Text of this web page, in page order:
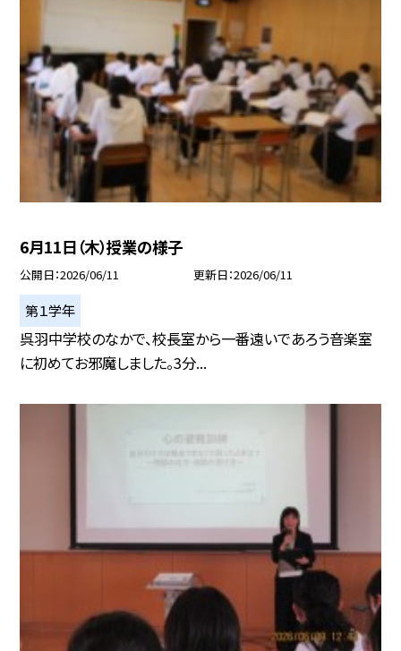
6月11日（木）授業の様子
公開日 2026/06/11 更新日 2026/06/11
第１学年
呉羽中学校のなかで、校長室から一番遠いであろう音楽室
に初めてお邪魔しました。3分...